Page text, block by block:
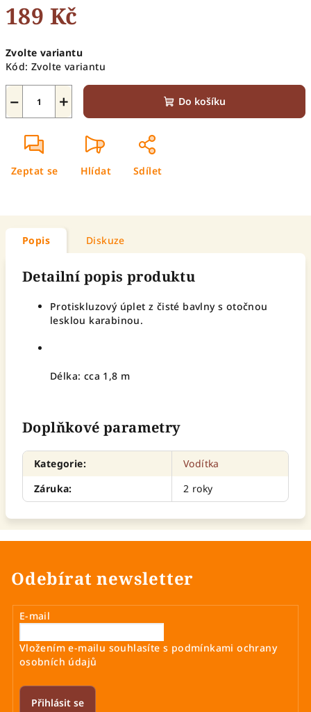
189 Kč
cena:
Zvolte variantu
Kód: Zvolte variantu
+
− Do košíku
Zeptat se Hlídat Sdílet
Popis Diskuze
Detailní popis produktu
Protiskluzový úplet z čisté bavlny s otočnou
lesklou karabinou.
Délka: cca 1,8 m
Doplňkové parametry
Kategorie:
Vodítka
Záruka: 2 roky
Odebírat newsletter
E-mail
Vložením e-mailu souhlasíte s podmínkami ochrany
osobních údajů
Přihlásit se